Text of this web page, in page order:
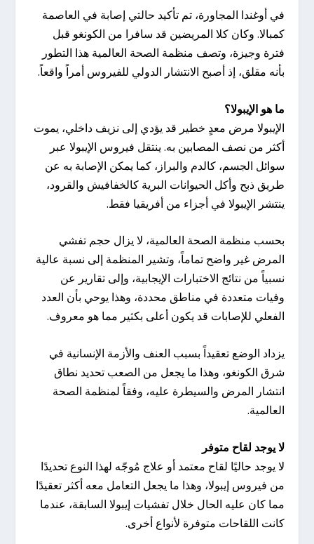
في أوغندا المجاورة، تم تأكيد حالتي إصابة في العاصمة
كمبالا. وكان كلا المريضين قد سافرا من الكونغو قبل
فترة وجيزة، وتصف منظمة الصحة العالمية هذا التطور
بأنه مقلق، إذ أصبح الانتشار الدولي للفيروس أمراً واقعاً.
ما هو الإيبولا؟
الإيبولا مرض معدٍ خطير قد يؤدي إلى نزيف داخلي، يموت
أكثر من نصف المصابين به. ينتقل فيروس الإيبولا عبر
سوائل الجسم، كالدم والبراز، كما يمكن الإصابة به عن
طريق ذبح وأكل الحيوانات البرية كالخفافيش والقرود،
ينتشر الإيبولا في أجزاء من أفريقيا فقط.
بحسب منظمة الصحة العالمية، لا يزال حجم تفشي
المرض غير واضح تماماً، وتشير المنظمة إلى نسبة عالية
نسبياً من نتائج الاختبارات الإيجابية، وإلى تقارير عن
وفيات متعددة في مناطق محددة، وهذا يوحي بأن العدد
الفعلي للإصابات قد يكون أعلى بكثير مما هو معروف.
يزداد الوضع تعقيداً بسبب العنف والأزمة الإنسانية في
شرق الكونغو، وهذا ما يجعل من الصعب تحديد نطاق
انتشار المرض والسيطرة عليه، وفقاً لمنظمة الصحة
العالمية.
لا يوجد لقاح متوفر
لا يوجد حاليًا لقاح معتمد أو علاج مُوجّه لهذا النوع تحديدًا
من فيروس إيبولا، وهذا ما يجعل التعامل معه أكثر تعقيدًا
مما كان عليه الحال خلال تفشيات إيبولا السابقة، عندما
كانت اللقاحات متوفرة لأنواع أخرى.